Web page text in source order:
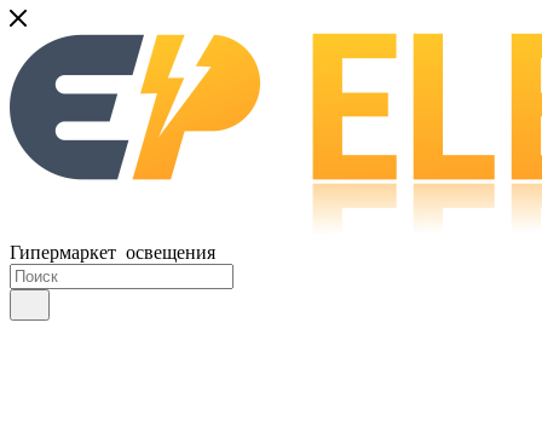
Гипермаркет освещения